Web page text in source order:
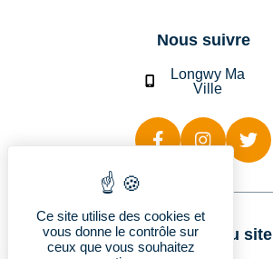
Nous suivre
Longwy Ma
Ville
Rubriques du site
Ce site utilise des cookies et
vous donne le contrôle sur
ceux que vous souhaitez